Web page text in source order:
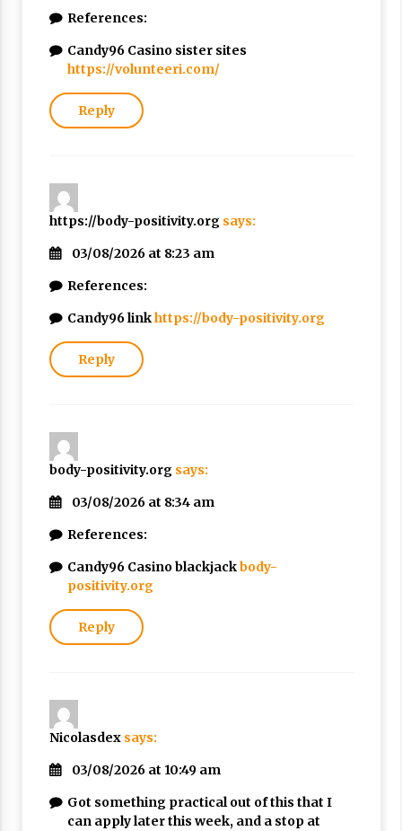
References:
Candy96 Casino sister sites
https://volunteeri.com/
Reply
https://body-positivity.org says:
03/08/2026 at 8:23 am
References:
Candy96 linkhttps://body-positivity.org
Reply
body-positivity.org says:
03/08/2026 at 8:34 am
References:
Candy96 Casino blackjackbody-
positivity.org
Reply
Nicolasdex says:
03/08/2026 at 10:49 am
Got something practical out of this that I
can apply later this week, and a stop at